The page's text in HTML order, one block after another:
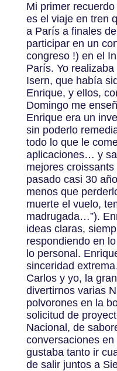
Mi primer
es el viaje en tren
a París a finales
participar en un
congreso !) en el
París. Yo
Isern, que había
Enrique, y ellos,
Domingo me
Enrique era un
sin poderlo
todo lo que le
aplicaciones… y
mejores
pasado casi 30
menos que
muerte el vuelo,
madrugada…”).
ideas claras,
respondiendo en
lo personal.
sinceridad
Carlos y yo, la
divertirnos varias
polvorones en la
solicitud de
Nacional, de
conversaciones
gustaba tanto ir
de salir juntos a